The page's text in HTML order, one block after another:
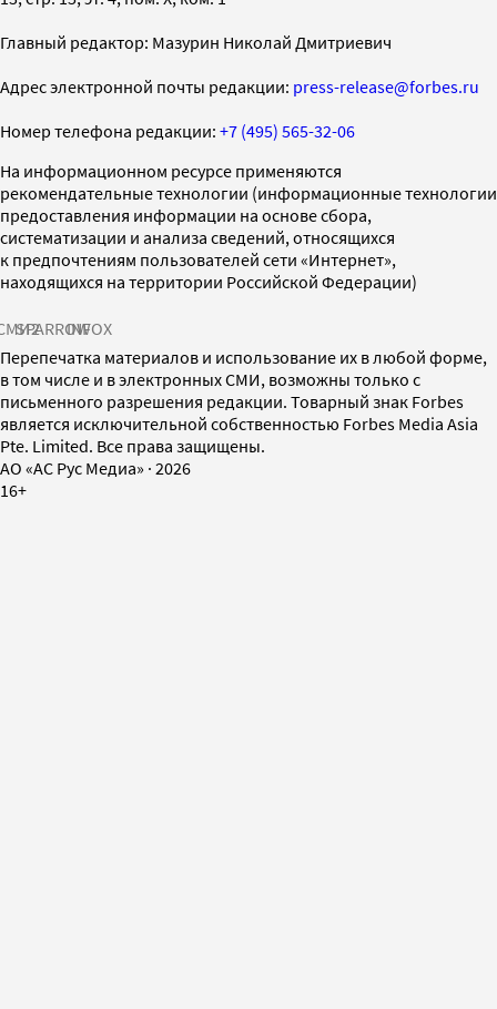
Главный редактор: Мазурин Николай Дмитриевич
Адрес электронной почты редакции: press-release@forbes.ru
Номер телефона редакции: +7 (495) 565-32-06
На информационном ресурсе применяются
рекомендательные технологии (информационные технологии
предоставления информации на основе сбора,
систематизации и анализа сведений, относящихся
к предпочтениям пользователей сети «Интернет»,
находящихся на территории Российской Федерации)
SPARROWINFOX
Перепечатка материалов и использование их в любой форме,
в том числе и в электронных СМИ, возможны только с
письменного разрешения редакции. Товарный знак Forbes
является исключительной собственностью Forbes Media Asia
Pte. Limited. Все права защищены.
AO «АС Рус Медиа» · 2026
16+